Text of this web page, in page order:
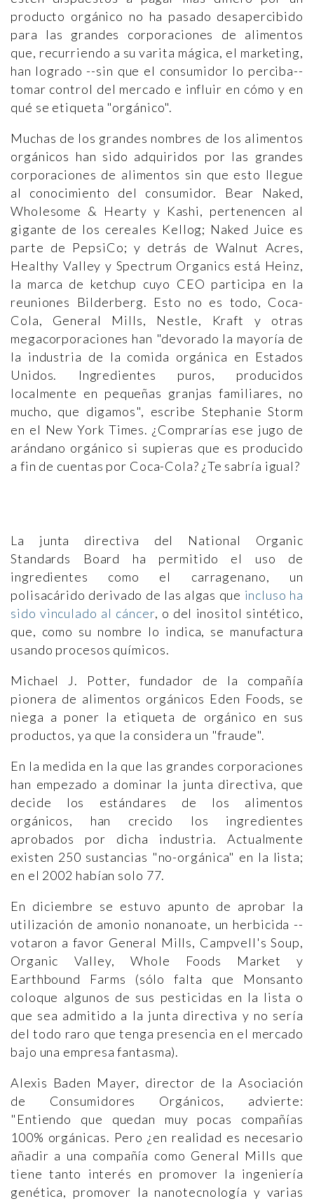
producto orgánico no ha pasado desapercibido
para las grandes corporaciones de alimentos
que, recurriendo a su varita mágica, el marketing,
han logrado --sin que el consumidor lo perciba--
tomar control del mercado e influir en cómo y en
qué se etiqueta "orgánico".
Muchas de los grandes nombres de los alimentos
orgánicos han sido adquiridos por las grandes
corporaciones de alimentos sin que esto llegue
al conocimiento del consumidor. Bear Naked,
Wholesome & Hearty y Kashi, pertenencen al
gigante de los cereales Kellog; Naked Juice es
parte de PepsiCo; y detrás de Walnut Acres,
Healthy Valley y Spectrum Organics está Heinz,
la marca de ketchup cuyo CEO participa en la
reuniones Bilderberg. Esto no es todo, Coca-
Cola, General Mills, Nestle, Kraft y otras
megacorporaciones han "devorado la mayoría de
la industria de la comida orgánica en Estados
Unidos. Ingredientes puros, producidos
localmente en pequeñas granjas familiares, no
mucho, que digamos", escribe Stephanie Storm
en el New York Times. ¿Comprarías ese jugo de
arándano orgánico si supieras que es producido
a fin de cuentas por Coca-Cola? ¿Te sabría igual?
La junta directiva del National Organic
Standards Board ha permitido el uso de
ingredientes como el carragenano, un
polisacárido derivado de las algas que incluso ha
sido vinculado al cáncer, o del inositol sintético,
que, como su nombre lo indica, se manufactura
usando procesos químicos.
Michael J. Potter, fundador de la compañía
pionera de alimentos orgánicos Eden Foods, se
niega a poner la etiqueta de orgánico en sus
productos, ya que la considera un "fraude".
En la medida en la que las grandes corporaciones
han empezado a dominar la junta directiva, que
decide los estándares de los alimentos
orgánicos, han crecido los ingredientes
aprobados por dicha industria. Actualmente
existen 250 sustancias "no-orgánica" en la lista;
en el 2002 habían solo 77.
En diciembre se estuvo apunto de aprobar la
utilización de amonio nonanoate, un herbicida --
votaron a favor General Mills, Campvell's Soup,
Organic Valley, Whole Foods Market y
Earthbound Farms (sólo falta que Monsanto
coloque algunos de sus pesticidas en la lista o
que sea admitido a la junta directiva y no sería
del todo raro que tenga presencia en el mercado
bajo una empresa fantasma).
Alexis Baden Mayer, director de la Asociación
de Consumidores Orgánicos, advierte:
"Entiendo que quedan muy pocas compañías
100% orgánicas. Pero ¿en realidad es necesario
añadir a una compañía como General Mills que
tiene tanto interés en promover la ingeniería
genética, promover la nanotecnología y varias